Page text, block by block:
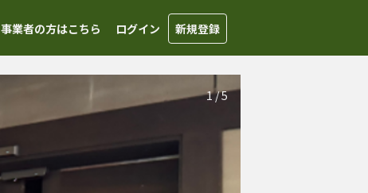
事業者の方はこちら ログイン 新規登録
1/5